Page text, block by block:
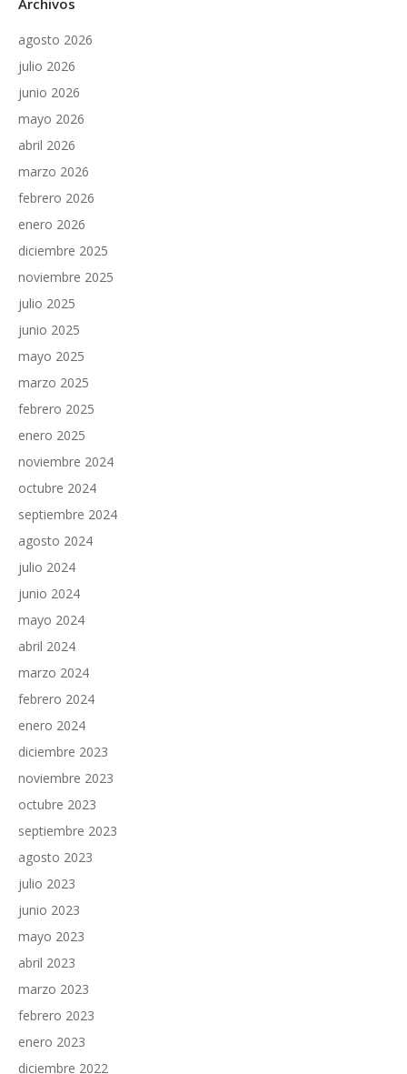
Archivos
agosto 2026
julio 2026
junio 2026
mayo 2026
abril 2026
marzo 2026
febrero 2026
enero 2026
diciembre 2025
noviembre 2025
julio 2025
junio 2025
mayo 2025
marzo 2025
febrero 2025
enero 2025
noviembre 2024
octubre 2024
septiembre 2024
agosto 2024
julio 2024
junio 2024
mayo 2024
abril 2024
marzo 2024
febrero 2024
enero 2024
diciembre 2023
noviembre 2023
octubre 2023
septiembre 2023
agosto 2023
julio 2023
junio 2023
mayo 2023
abril 2023
marzo 2023
febrero 2023
enero 2023
diciembre 2022